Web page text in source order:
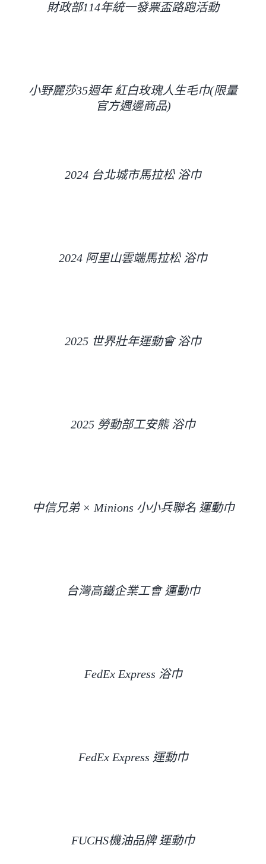
財政部114年統一發票盃路跑活動
小野麗莎35週年 紅白玫瑰人生毛巾(限量
官方週邊商品)
2024 台北城市馬拉松 浴巾
2024 阿里山雲端馬拉松 浴巾
2025 世界壯年運動會 浴巾
2025 勞動部工安熊 浴巾
中信兄弟 × Minions 小小兵聯名 運動巾
台灣高鐵企業工會 運動巾
FedEx Express 浴巾
FedEx Express 運動巾
FUCHS機油品牌 運動巾